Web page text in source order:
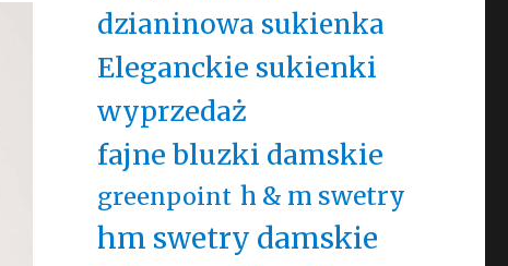
dzianinowa sukienka
Eleganckie sukienki
wyprzedaż
fajne bluzki damskie
greenpoint h & m swetry
hm swetry damskie